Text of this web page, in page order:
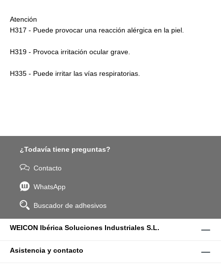
Atención
H317 - Puede provocar una reacción alérgica en la piel.
H319 - Provoca irritación ocular grave.
H335 - Puede irritar las vías respiratorias.
¿Todavía tiene preguntas?
Contacto
WhatsApp
Buscador de adhesivos
WEICON Ibérica Soluciones Industriales S.L.
Asistencia y contacto